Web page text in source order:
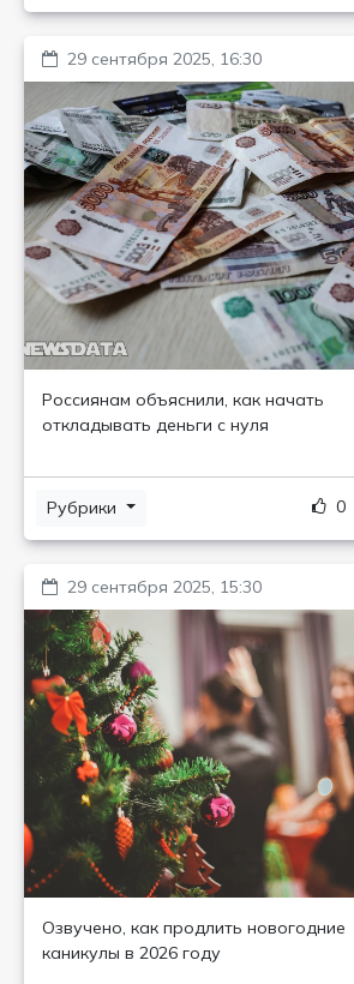
29 сентября 2025, 16:30
Россиянам объяснили, как начать
откладывать деньги с нуля
Рубрики 0
29 сентября 2025, 15:30
Озвучено, как продлить новогодние
каникулы в 2026 году